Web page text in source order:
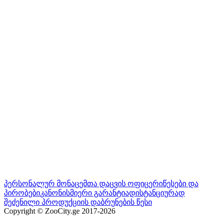
პერსონალურ მონაცემთა დაცვის ოფიცერიწესები და
პირობებიკანონისმიერი გარანტიადისტანციურად
შეძენილი პროდუქციის დაბრუნების წესი
Copyright © ZooCity.ge 2017-2026